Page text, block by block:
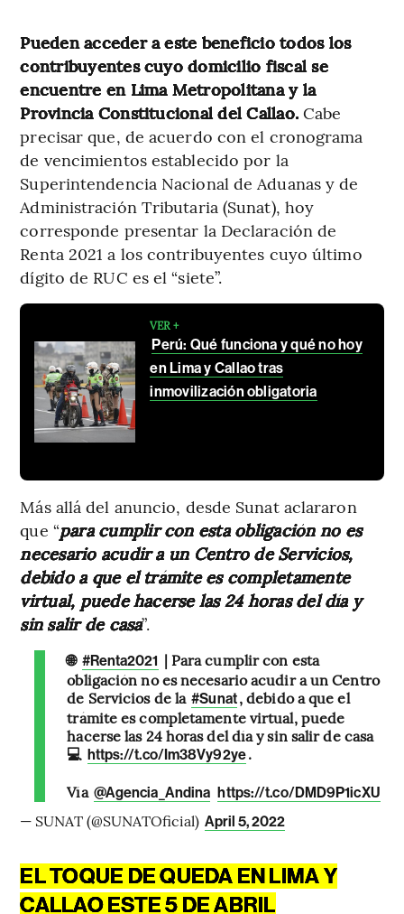
Pueden acceder a este beneficio todos los
contribuyentes cuyo domicilio fiscal se
encuentre en Lima Metropolitana y la
Provincia Constitucional del Callao. Cabe
precisar que, de acuerdo con el cronograma
de vencimientos establecido por la
Superintendencia Nacional de Aduanas y de
Administración Tributaria (Sunat), hoy
corresponde presentar la Declaración de
Renta 2021 a los contribuyentes cuyo último
dígito de RUC es el “siete”.
VER +
Perú: Qué funciona y qué no hoy
en Lima y Callao tras
inmovilización obligatoria
Más allá del anuncio, desde Sunat aclararon
que “para cumplir con esta obligación no es
necesario acudir a un Centro de Servicios,
debido a que el trámite es completamente
virtual, puede hacerse las 24 horas del día y
sin salir de casa”.
🌐 #Renta2021 | Para cumplir con esta
obligación no es necesario acudir a un Centro
de Servicios de la #Sunat, debido a que el
trámite es completamente virtual, puede
hacerse las 24 horas del día y sin salir de casa
💻 https://t.co/Im38Vy92ye.
Vía @Agencia_Andina https://t.co/DMD9P1icXU
— SUNAT (@SUNATOficial) April 5, 2022
EL TOQUE DE QUEDA EN LIMA Y
CALLAO ESTE 5 DE ABRIL